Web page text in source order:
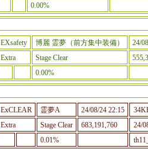
0.00%
EXsafety 博麗 霊夢（前方集中装備）
24/
Extra
Stage Clear
0.00%
ExCLEAR 霊夢A 24/08/24 22:15
Extra
Stage Clear 683,191,760
24/
0.01%